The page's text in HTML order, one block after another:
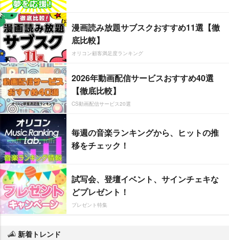
漫画読み放題サブスクおすすめ11選【徹
底比較】
オリコン顧客満足度ランキング
2026年動画配信サービスおすすめ40選
【徹底比較】
CS動画配信サービス20選
毎週の音楽ランキングから、ヒットの推
移をチェック！
試写会、登壇イベント、サインチェキな
どプレゼント！
プレゼント特集
新着トレンド